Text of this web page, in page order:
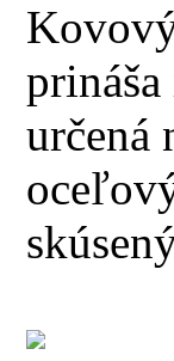
určená